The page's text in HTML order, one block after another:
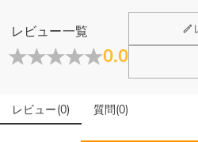
2.ご覧になる環境（PCのモニタやスマホの
ージ画像が実際の商品と色味が異なる場合
商品仕様
閉じる
レビュー一覧
0.0
レビュー(0) 質問(0)